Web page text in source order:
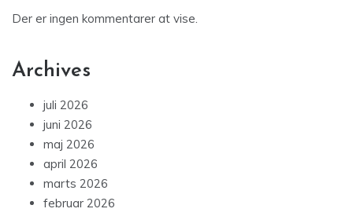
Der er ingen kommentarer at vise.
Archives
juli 2026
juni 2026
maj 2026
april 2026
marts 2026
februar 2026